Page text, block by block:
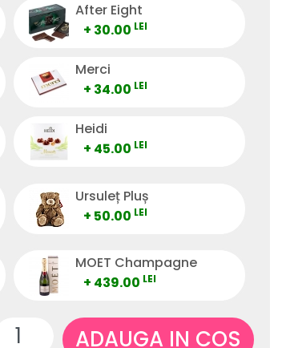
After Eight
+ 30.00 LEI
Merci
+ 34.00 LEI
Heidi
+ 45.00 LEI
Ursuleț Pluș
+ 50.00 LEI
MOET Champagne
+ 439.00 LEI
ADAUGA IN COS